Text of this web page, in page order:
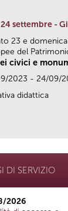
24 settembre -
23 e
del
civici e
2023 - 24/09/
didattica
DI SERVIZIO
2026